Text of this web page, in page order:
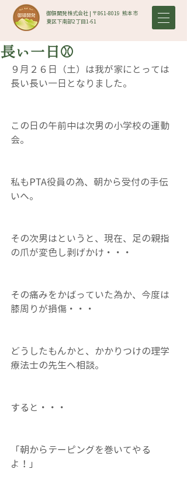
御領開発株式会社 | 〒861-8019​ 熊本市
東区下南部2丁目1-61
長い一日⚾
９月２６日（土）は我が家にとっては
長い長い一日となりました。
この日の午前中は次男の小学校の運動
会。
私もPTA役員の為、朝から受付の手伝
いへ。
その次男はというと、現在、足の親指
の爪が変色し剥げかけ・・・
その痛みをかばっていた為か、今度は
膝周りが損傷・・・
どうしたもんかと、かかりつけの理学
療法士の先生へ相談。
すると・・・
「朝からテーピングを巻いてやる
よ！」